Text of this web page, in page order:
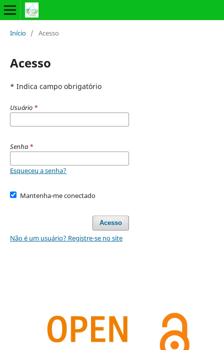
Início / Acesso
Acesso
* Indica campo obrigatório
Usuário *
Senha *
Esqueceu a senha?
Mantenha-me conectado
Acesso
Não é um usuário? Registre-se no site